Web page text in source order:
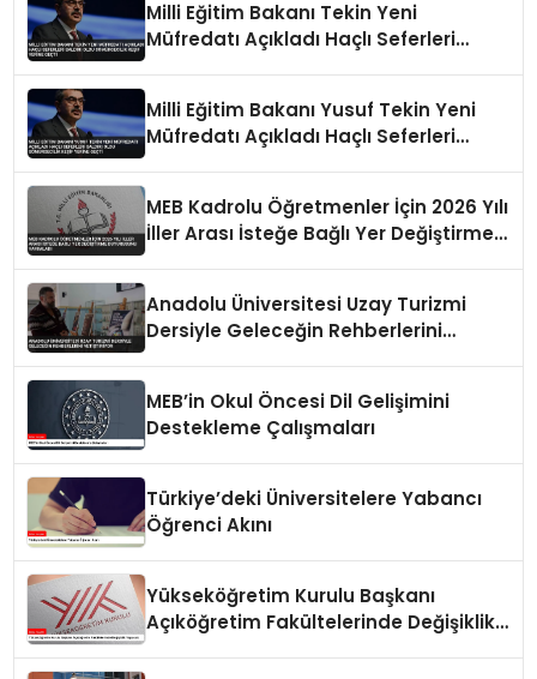
Milli Eğitim Bakanı Tekin Yeni
Müfredatı Açıkladı Haçlı Seferleri
Milli Eğitim Bakanı Yusuf Tekin Yeni
Müfredatı Açıkladı Haçlı Seferleri
MEB Kadrolu Öğretmenler İçin 2026 Yılı
İller Arası İsteğe Bağlı Yer Değiştirme
Anadolu Üniversitesi Uzay Turizmi
Dersiyle Geleceğin Rehberlerini
MEB’in Okul Öncesi Dil Gelişimini
Destekleme Çalışmaları
Türkiye’deki Üniversitelere Yabancı
Öğrenci Akını
Yükseköğretim Kurulu Başkanı
Açıköğretim Fakültelerinde Değişiklik